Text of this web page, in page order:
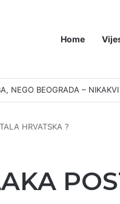
Home
NEGO BEOGRADA –
HRVATSKA ?